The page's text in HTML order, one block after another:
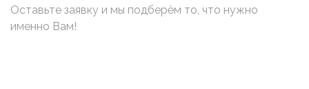
Оставьте заявку и мы подберём то, что нужно
именно Вам!